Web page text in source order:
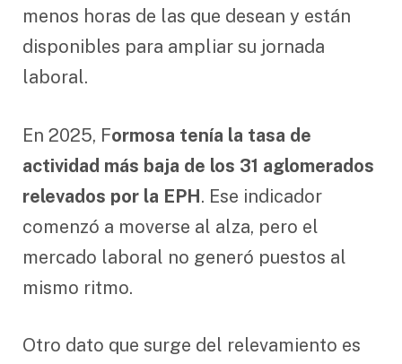
menos horas de las que desean y están
disponibles para ampliar su jornada
laboral.
En 2025, Formosa tenía la tasa de
actividad más baja de los 31 aglomerados
relevados por la EPH. Ese indicador
comenzó a moverse al alza, pero el
mercado laboral no generó puestos al
mismo ritmo.
Otro dato que surge del relevamiento es